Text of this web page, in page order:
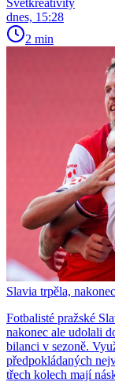
Světkreativity
dnes, 15:28
2 min
Slavia trpěla,
Fotbalisté pražské
nakonec ale udolali
bilanci v sezoně.
předpokládaných
třech kolech mají